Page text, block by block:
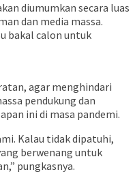
diumumkan secara luas
dan media massa.
bakal calon untuk
agar menghindari
pendukung dan
ini di masa pandemi.
Kalau tidak dipatuhi,
berwenang untuk
pungkasnya.